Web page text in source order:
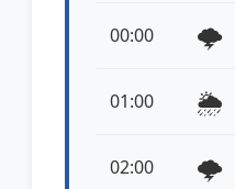
00:00 🌩️
01:00 🌦️
02:00 🌩️